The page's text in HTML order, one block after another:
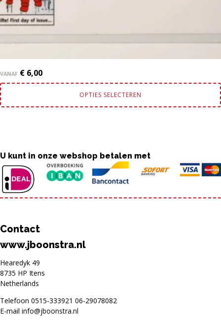
VANAF € 6,00
OPTIES SELECTEREN
U kunt in onze webshop betalen met
Contact
www.jboonstra.nl
Hearedyk 49
8735 HP Itens
Netherlands
Telefoon 0515-333921 06-29078082
E-mail info@jboonstra.nl